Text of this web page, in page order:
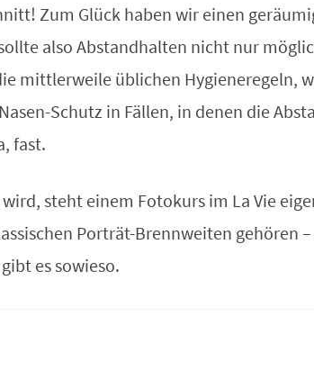
Zum Glück haben wir einen
also Abstandhalten nicht nur
mittlerweile üblichen Hygieneregeln,
Schutz in Fällen, in denen die
fast.
steht einem Fotokurs im La Vie
Porträt-Brennweiten gehören
es sowieso.